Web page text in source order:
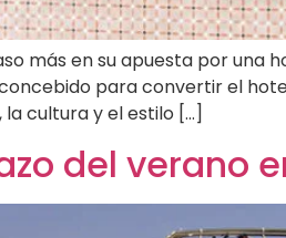
más en su apuesta por una
para convertir el
cultura y el estilo […]
del verano